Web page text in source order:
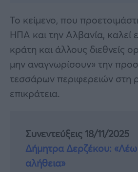
Το κείμενο, που
ΗΠΑ και την Αλβανία, καλεί
κράτη και άλλους διεθνείς
μην αναγνωρίσουν» την
τεσσάρων περιφερειών στη
επικράτεια.
Συνεντεύξεις 18/11/2025
Δήμητρα Δερζέκου: «Λέω
αλήθεια»